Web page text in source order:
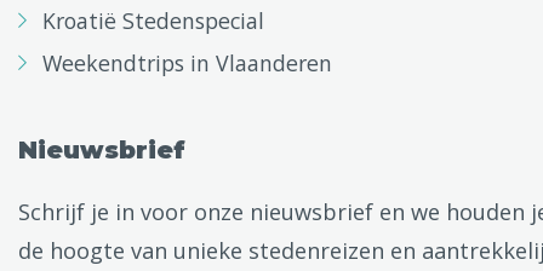
Kroatië Stedenspecial
Weekendtrips in Vlaanderen
Nieuwsbrief
Schrijf je in voor onze nieuwsbrief en we houden
de hoogte van unieke stedenreizen en